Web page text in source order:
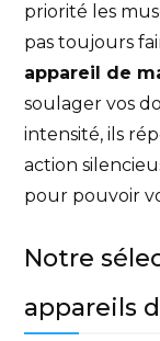
priorité les
pas toujours
appareil de
soulager vos
intensité, ils
action
pour pouvoir
Notre
appareils